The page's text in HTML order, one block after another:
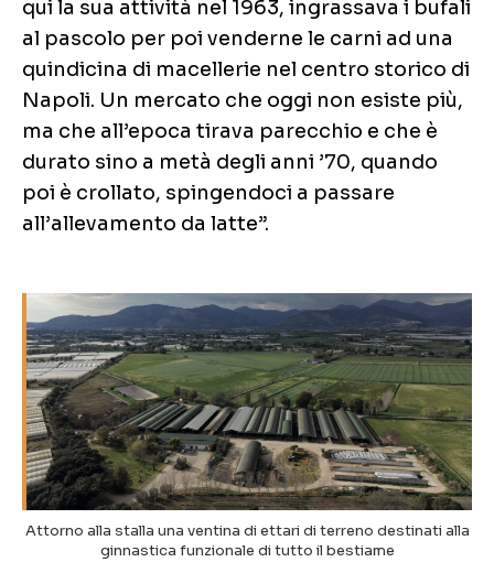
qui la sua attività nel 1963, ingrassava i bufali
al pascolo per poi venderne le carni ad una
quindicina di macellerie nel centro storico di
Napoli. Un mercato che oggi non esiste più,
ma che all’epoca tirava parecchio e che è
durato sino a metà degli anni ’70, quando
poi è crollato, spingendoci a passare
all’allevamento da latte”.
Attorno alla stalla una ventina di ettari di terreno destinati alla
ginnastica funzionale di tutto il bestiame